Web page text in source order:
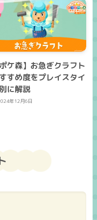
ポケ森】お急ぎクラフト
すめ度をプレイスタイ
に解説
年12月6日